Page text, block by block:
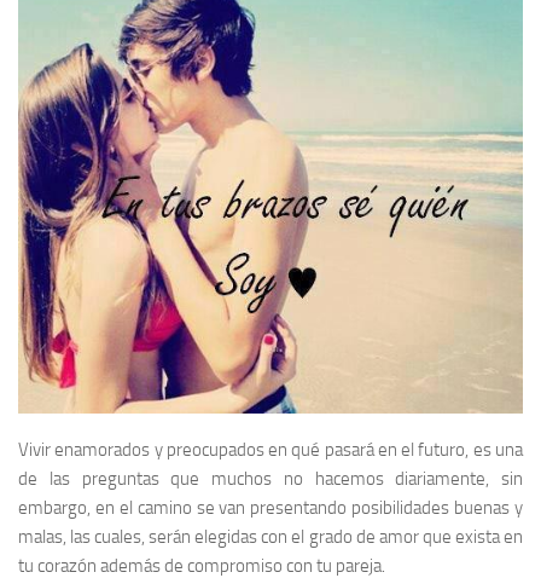
Vivir enamorados y preocupados en qué pasará en el futuro, es una
de las preguntas que muchos no hacemos diariamente, sin
embargo, en el camino se van presentando posibilidades buenas y
malas, las cuales, serán elegidas con el grado de amor que exista en
tu corazón además de compromiso con tu pareja.